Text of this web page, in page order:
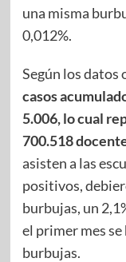
una misma
0,012%.
Según los datos
casos
5.006, lo cual
700.518
asisten a las
positivos,
burbujas, un
el primer mes
burbujas.